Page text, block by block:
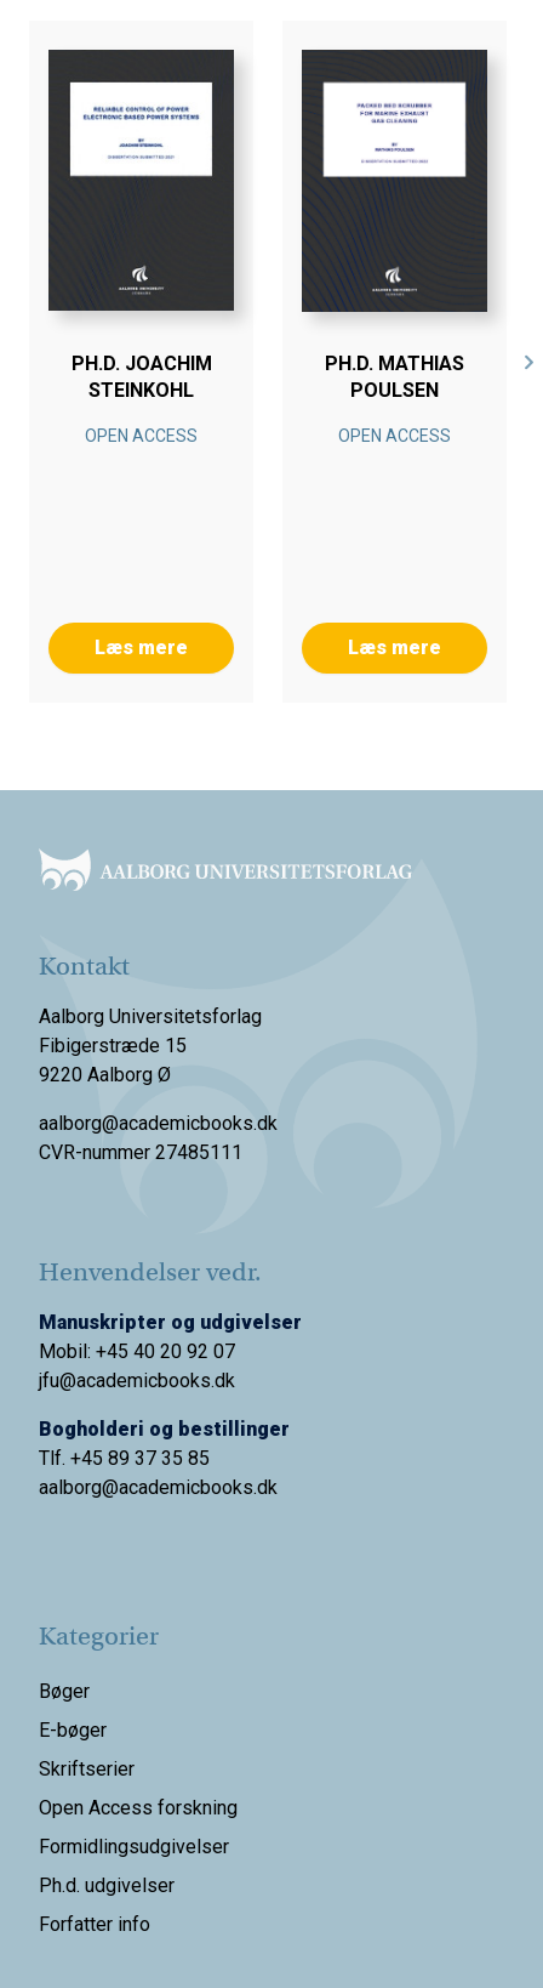
PH.D. JOACHIM
STEINKOHL
OPEN ACCESS
Læs mere
PH.D. MATHIAS
POULSEN
OPEN ACCESS
Læs mere
Kontakt
Aalborg Universitetsforlag
Fibigerstræde 15
9220 Aalborg Ø
aalborg@academicbooks.dk
CVR-nummer 27485111
Henvendelser vedr.
Manuskripter og udgivelser
Mobil: +45 40 20 92 07
jfu@academicbooks.dk
Bogholderi og bestillinger
Tlf. +45 89 37 35 85
aalborg@academicbooks.dk
Kategorier
Bøger
E-bøger
Skriftserier
Open Access forskning
Formidlingsudgivelser
Ph.d. udgivelser
Forfatter info